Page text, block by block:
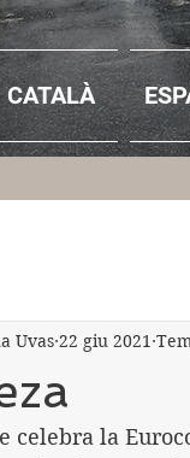
Uvas 22 giu 2021
celebra la
CATALÀ